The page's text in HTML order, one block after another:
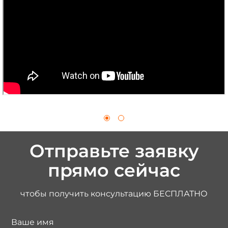
Отправьте заявку
прямо сейчас
чтобы получить консультацию БЕСПЛАТНО